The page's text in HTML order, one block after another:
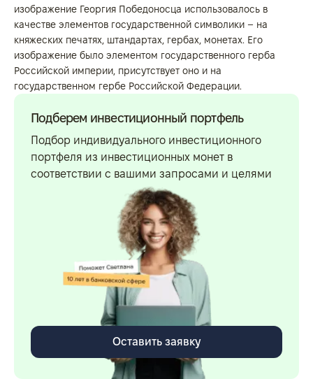
изображение Георгия Победоносца использовалось в
качестве элементов государственной символики – на
княжеских печатях, штандартах, гербах, монетах. Его
изображение было элементом государственного герба
Российской империи, присутствует оно и на
государственном гербе Российской Федерации.
Подберем инвестиционный портфель
Подбор индивидуального инвестиционного
портфеля из инвестиционных монет в
соответствии с вашими запросами и целями
Оставить заявку